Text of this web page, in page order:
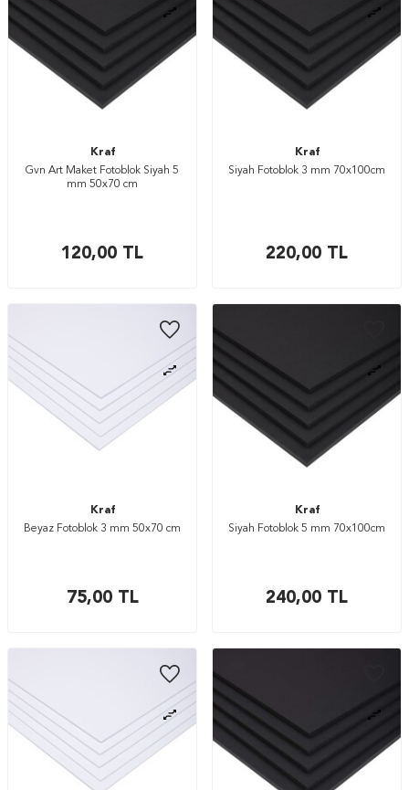
Kraf
Gvn Art Maket Fotoblok Siyah 5
mm 50x70 cm
120,00 TL
Kraf
Siyah Fotoblok 3 mm 70x100cm
220,00 TL
Kraf
Beyaz Fotoblok 3 mm 50x70 cm
75,00TL
Kraf
Siyah Fotoblok 5 mm 70x100cm
240,00 TL